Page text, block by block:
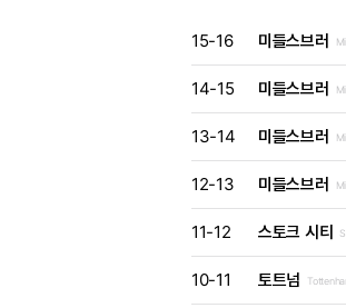
15-16 미들스브러
14-15 미들스브러
13-14 미들스브러
12-13 미들스브러
11-12 스토크 시티
10-11 토트넘